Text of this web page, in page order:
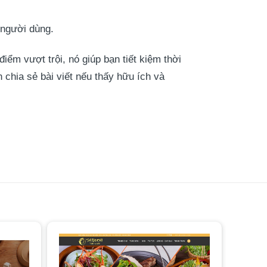
dùng.
vượt trội, nó giúp bạn tiết kiệm thời
chia sẻ bài viết nếu thấy hữu ích và